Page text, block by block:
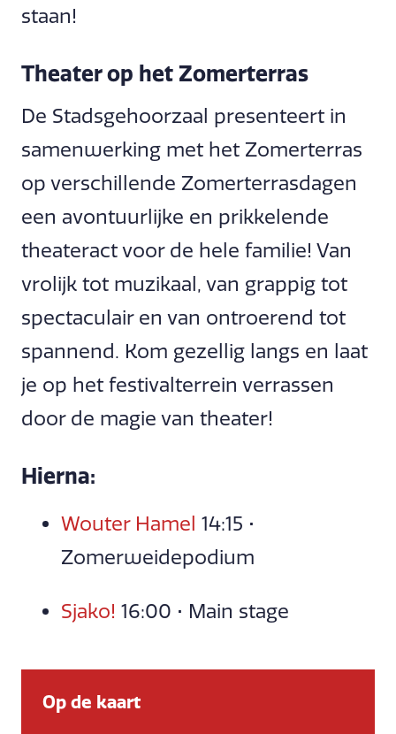
staan!
Theater op het Zomerterras
De Stadsgehoorzaal presenteert in
samenwerking met het Zomerterras
op verschillende Zomerterrasdagen
een avontuurlijke en prikkelende
theateract voor de hele familie! Van
vrolijk tot muzikaal, van grappig tot
spectaculair en van ontroerend tot
spannend. Kom gezellig langs en laat
je op het festivalterrein verrassen
door de magie van theater!
Hierna:
Wouter Hamel 14:15 •
Zomerweidepodium
Sjako! 16:00 • Main stage
Op de kaart